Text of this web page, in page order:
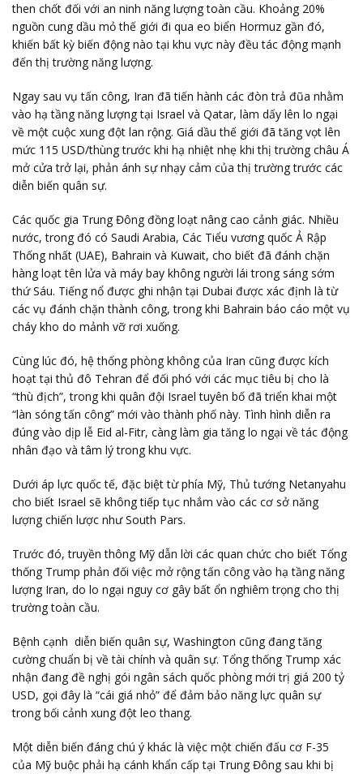
then chốt đối với an ninh năng lượng toàn cầu. Khoảng 20%
nguồn cung dầu mỏ thế giới đi qua eo biển Hormuz gần đó,
khiến bất kỳ biến động nào tại khu vực này đều tác động mạnh
đến thị trường năng lượng.
Ngay sau vụ tấn công, Iran đã tiến hành các đòn trả đũa nhằm
vào hạ tầng năng lượng tại Israel và Qatar, làm dấy lên lo ngại
về một cuộc xung đột lan rộng. Giá dầu thế giới đã tăng vọt lên
mức 115 USD/thùng trước khi hạ nhiệt nhẹ khi thị trường châu Á
mở cửa trở lại, phản ánh sự nhạy cảm của thị trường trước các
diễn biến quân sự.
Các quốc gia Trung Đông đồng loạt nâng cao cảnh giác. Nhiều
nước, trong đó có Saudi Arabia, Các Tiểu vương quốc Ả Rập
Thống nhất (UAE), Bahrain và Kuwait, cho biết đã đánh chặn
hàng loạt tên lửa và máy bay không người lái trong sáng sớm
thứ Sáu. Tiếng nổ được ghi nhận tại Dubai được xác định là từ
các vụ đánh chặn thành công, trong khi Bahrain báo cáo một vụ
cháy kho do mảnh vỡ rơi xuống.
Cùng lúc đó, hệ thống phòng không của Iran cũng được kích
hoạt tại thủ đô Tehran để đối phó với các mục tiêu bị cho là
“thù địch”, trong khi quân đội Israel tuyên bố đã triển khai một
“làn sóng tấn công” mới vào thành phố này. Tình hình diễn ra
đúng vào dịp lễ Eid al-Fitr, càng làm gia tăng lo ngại về tác động
nhân đạo và tâm lý trong khu vực.
Dưới áp lực quốc tế, đặc biệt từ phía Mỹ, Thủ tướng Netanyahu
cho biết Israel sẽ không tiếp tục nhắm vào các cơ sở năng
lượng chiến lược như South Pars.
Trước đó, truyền thông Mỹ dẫn lời các quan chức cho biết Tổng
thống Trump phản đối việc mở rộng tấn công vào hạ tầng năng
lượng Iran, do lo ngại nguy cơ gây bất ổn nghiêm trọng cho thị
trường toàn cầu.
Bệnh cạnh diễn biến quân sự, Washington cũng đang tăng
cường chuẩn bị về tài chính và quân sự. Tổng thống Trump xác
nhận đang đề nghị gói ngân sách quốc phòng mới trị giá 200 tỷ
USD, gọi đây là “cái giá nhỏ” để đảm bảo năng lực quân sự
trong bối cảnh xung đột leo thang.
Một diễn biến đáng chú ý khác là việc một chiến đấu cơ F-35
của Mỹ buộc phải hạ cánh khẩn cấp tại Trung Đông sau khi bị